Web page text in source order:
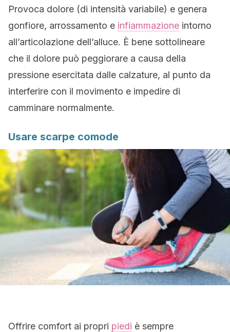
Provoca dolore (di intensità variabile) e genera
gonfiore, arrossamento e infiammazione intorno
all’articolazione dell’alluce. È bene sottolineare
che il dolore può peggiorare a causa della
pressione esercitata dalle calzature, al punto da
interferire con il movimento e impedire di
camminare normalmente.
Usare scarpe comode
Offrire comfort ai propri piedi è sempre